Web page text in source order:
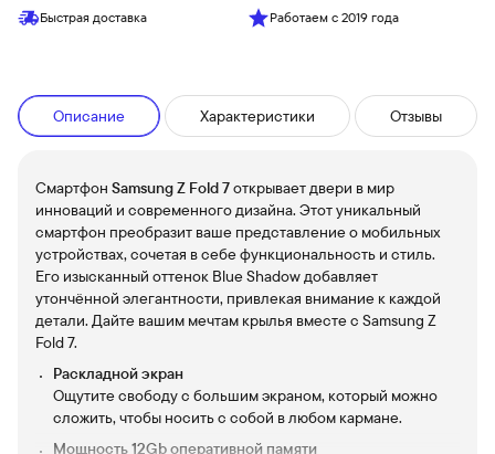
Быстрая доставка Работаем с 2019 года
Описание Характеристики Отзывы
Смартфон Samsung Z Fold 7открывает двери в мир
инноваций и современного дизайна. Этот уникальный
смартфон преобразит ваше представление о мобильных
устройствах, сочетая в себе функциональность и стиль.
Его изысканный оттенок Blue Shadow добавляет
утончённой элегантности, привлекая внимание к каждой
детали. Дайте вашим мечтам крылья вместе с Samsung Z
Fold 7.
Раскладной экран
Ощутите свободу с большим экраном, который можно
сложить, чтобы носить с собой в любом кармане.
Мощность 12Gb оперативной памяти